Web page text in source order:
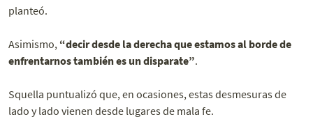
planteó.
Asimismo, “decir desde la derecha que estamos al borde de
enfrentarnos también es un disparate”.
Squella puntualizó que, en ocasiones, estas desmesuras de
lado y lado vienen desde lugares de mala fe.